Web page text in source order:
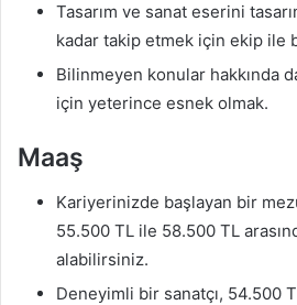
Tasarım ve sanat eserini
kadar takip etmek için ekip ile
Bilinmeyen konular hakkında
için yeterince esnek olmak.
Maaş
Kariyerinizde başlayan bir
55.500 TL ile 58.500 TL
alabilirsiniz.
Deneyimli bir sanatçı, 54.500